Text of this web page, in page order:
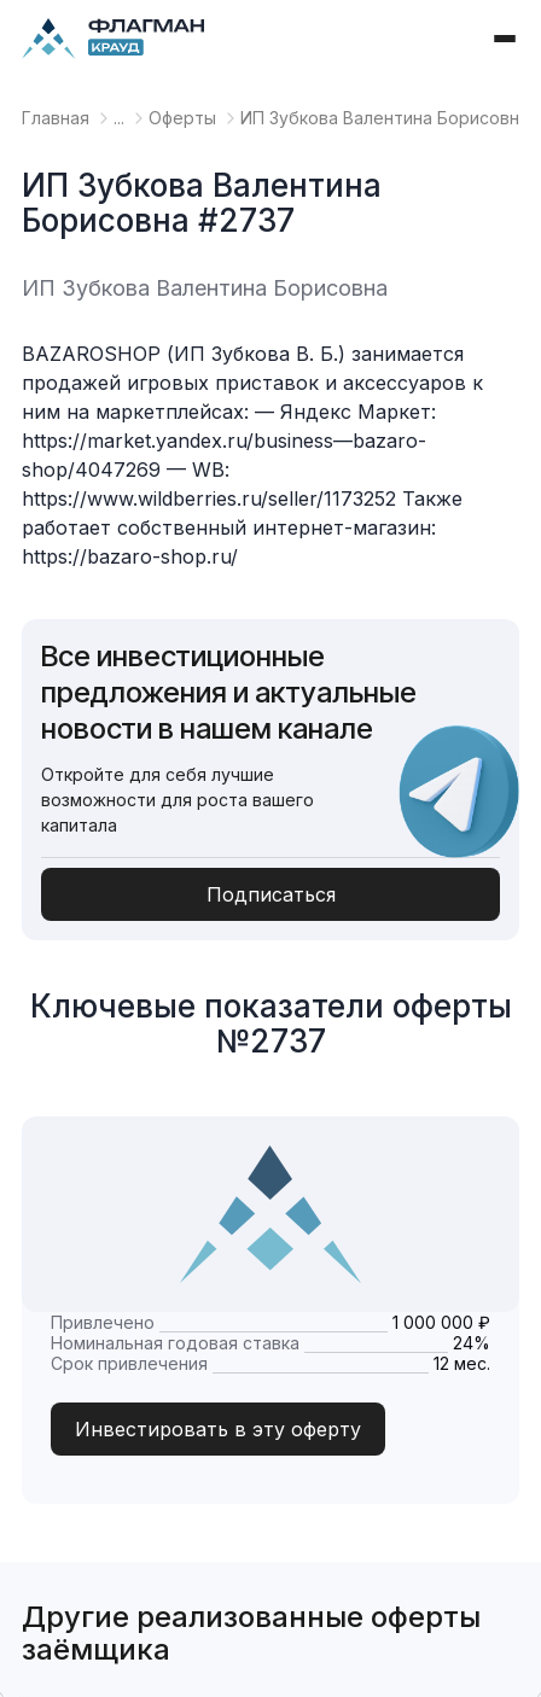
Главная ... Оферты ИП Зубкова Валентина Борисовна
ИП Зубкова Валентина
Борисовна #2737
ИП Зубкова Валентина Борисовна
BAZAROSHOP (ИП Зубкова В. Б.) занимается
продажей игровых приставок и аксессуаров к
ним на маркетплейсах: — Яндекс Маркет:
https://market.yandex.ru/business—bazaro-
shop/4047269 — WB:
https://www.wildberries.ru/seller/1173252 Также
работает собственный интернет-магазин:
https://bazaro-shop.ru/
Все инвестиционные
предложения и актуальные
новости в нашем канале
Откройте для себя лучшие
возможности для роста вашего
капитала
Подписаться
Ключевые показатели оферты
№2737
Привлечено
1 000 000 ₽
Номинальная годовая ставка
24%
Срок привлечения
12 мес.
Инвестировать в эту оферту
Другие реализованные оферты
заёмщика